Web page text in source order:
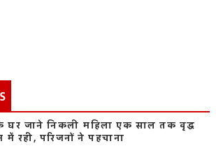
घर जाने निकली महिला एक साल तक वृद्ध
में रही, परिजनों ने पहचाना